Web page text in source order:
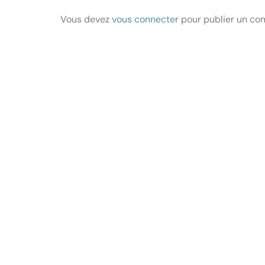
Vous devezvous connecter pour publier un